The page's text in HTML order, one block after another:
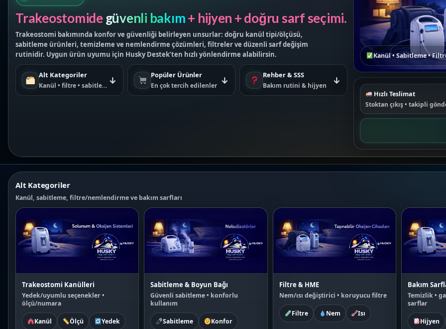
Trakeostomidegüvenli bakım+ hijyen + doğru sarf seçimi.
Trakeostomi bakımında konfor ve güvenliği belirleyen unsurlar: doğru kanül tipi/ölçüsü,
sabitleme ürünleri, temizleme ve nemlendirme çözümleri, filtreler ve düzenli sarf değişim
rutinidir. Uygun ürün uyumu için Husky Destek’ten hızlı yönlendirme alabilirsin.
Alt Kategoriler
Kanül • filtre • sabitleme ↓ Popüler Ürünler
En çok tercih edilenler ↓ Rehber & SSS
Bakım rutini & hijyen ↓
Kanül • Sabitleme •
Hızlı Teslimat
Stoktan çıkış • takipli
Alt Kategoriler
Kanül, sabitleme, filtre/nemlendirme ve bakım sarfları
Trakeostomi Kanülleri
Yedek/uyumlu seçenekler •
ölçü/numara
Kanül Ölçü Yedek
Sabitleme & Boyun Bağı
Güvenli sabitleme • konforlu
kullanım
Sabitleme Konfor
Filtre & HME
Nem/ısı değiştirici • koruyucu filtre
Filtre Nem Isı
Bakım
Temizlik •
sarflar
Hijyen